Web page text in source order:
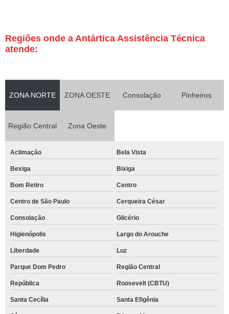
Regiões onde a Antártica Assistência Técnica
atende:
ZONA NORTE ZONA OESTE Consolação Pinheiros
Região Central Zona Oeste
Aclimação Bela Vista
Bexiga Bixiga
Bom Retiro Centro
Centro de São Paulo Cerqueira César
Consolação Glicério
Higienópolis Largo do Arouche
Liberdade Luz
Parque Dom Pedro Região Central
República Roosevelt (CBTU)
Santa Cecília Santa Efigênia